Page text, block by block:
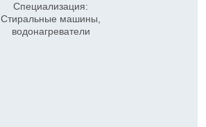
Специализация:
Стиральные машины,
водонагреватели